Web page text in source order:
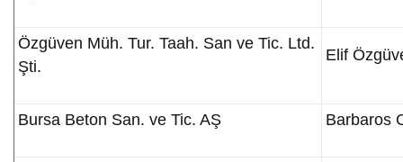
Özgüven Müh. Tur. Taah. San ve Tic. Ltd.
Şti.
Elif
Bursa Beton San. ve Tic. AŞ Barbaros